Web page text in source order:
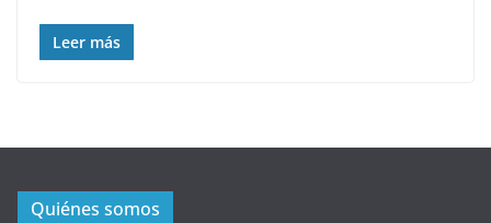
Leer más
Quiénes somos